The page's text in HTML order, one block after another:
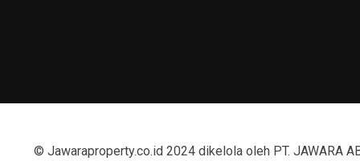
© Jawaraproperty.co.id 2024 dikelola oleh PT. JAWARA